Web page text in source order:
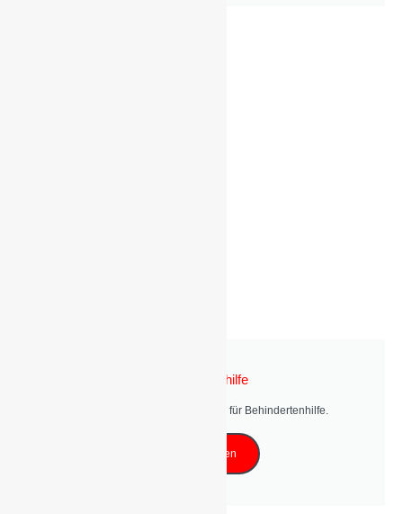
Behindertenhilfe
Entdecken Sie unser Angebote für Behindertenhilfe.
Mehr erfahren